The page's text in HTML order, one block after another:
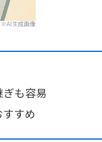
※AI生成画像
も容易
すめ